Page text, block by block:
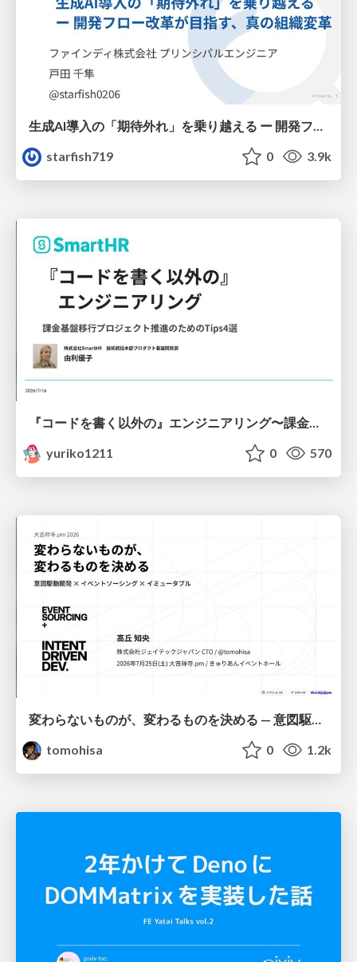
starfish719
0 3.9k
『コードを書く以外の』エンジニアリング〜課金基盤移行プロジェクト推進のためのTips4選
yuriko1211
0 570
変わらないものが、変わるものを決める — 意図駆動開発 × イベントソーシング × イミュータブル | What Doesn't Change Decides What Can — IDD × Event Sourcing × Immutability
tomohisa
0 1.2k